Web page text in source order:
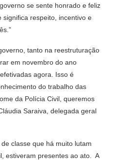
se sente honrado e feliz
respeito, incentivo e
tanto na reestruturação
em novembro do ano
agora. Isso é
do trabalho das
da Polícia Civil, queremos
Saraiva, delegada geral
classe que há muito lutam
estiveram presentes ao ato. A